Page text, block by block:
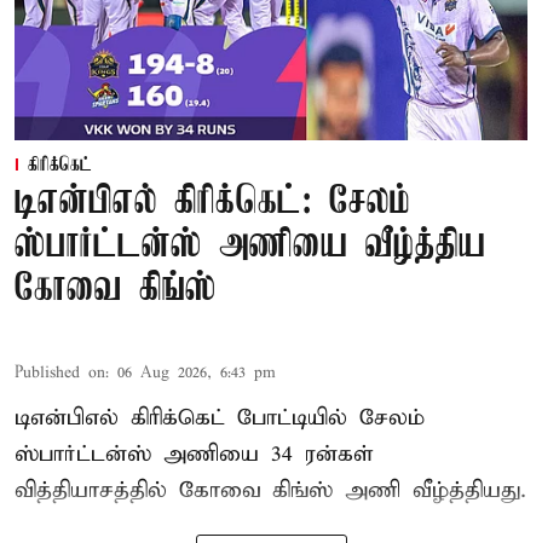
கிரிக்கெட்
டிஎன்பிஎல் கிரிக்கெட்: சேலம்
ஸ்பார்ட்டன்ஸ் அணியை வீழ்த்திய
கோவை கிங்ஸ்
Published on: 06 Aug 2026, 6:43 pm
டிஎன்பிஎல் கிரிக்கெட் போட்டியில் சேலம்
ஸ்பார்ட்டன்ஸ் அணியை 34 ரன்கள்
வித்தியாசத்தில் கோவை கிங்ஸ் அணி வீழ்த்தியது.